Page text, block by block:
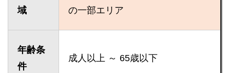
域
の一部エリア
年齢条
件
成人以上 ～ 65歳以下